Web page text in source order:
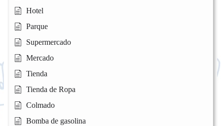
Hotel
Parque
Supermercado
Mercado
Tienda
Tienda de Ropa
Colmado
Bomba de gasolina